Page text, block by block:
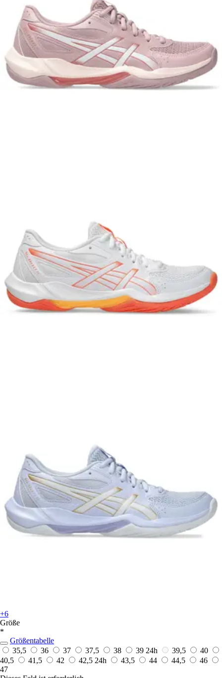
+6
Größe
*
Größentabelle
35,5
36 37 37,5 38 39 24h 39,5
40
40,5
41,5 42 42,5 24h 43,5 44 44,5
46
47